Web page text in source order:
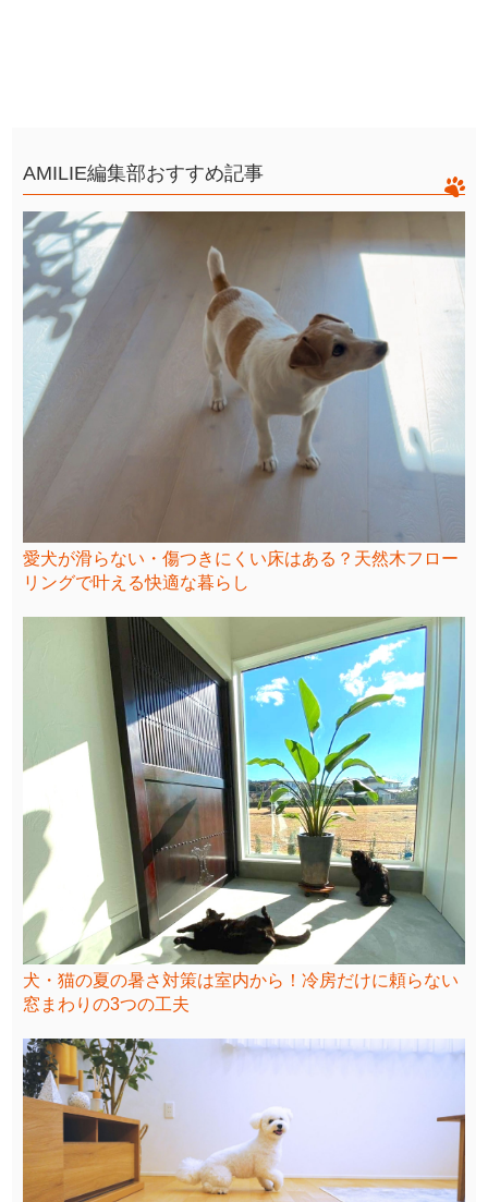
AMILIE編集部おすすめ記事
愛犬が滑らない・傷つきにくい床はある？天然木フロー
リングで叶える快適な暮らし
犬・猫の夏の暑さ対策は室内から！冷房だけに頼らない
窓まわりの3つの工夫